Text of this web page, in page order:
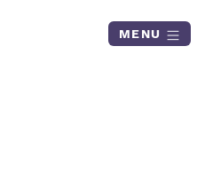
MENU